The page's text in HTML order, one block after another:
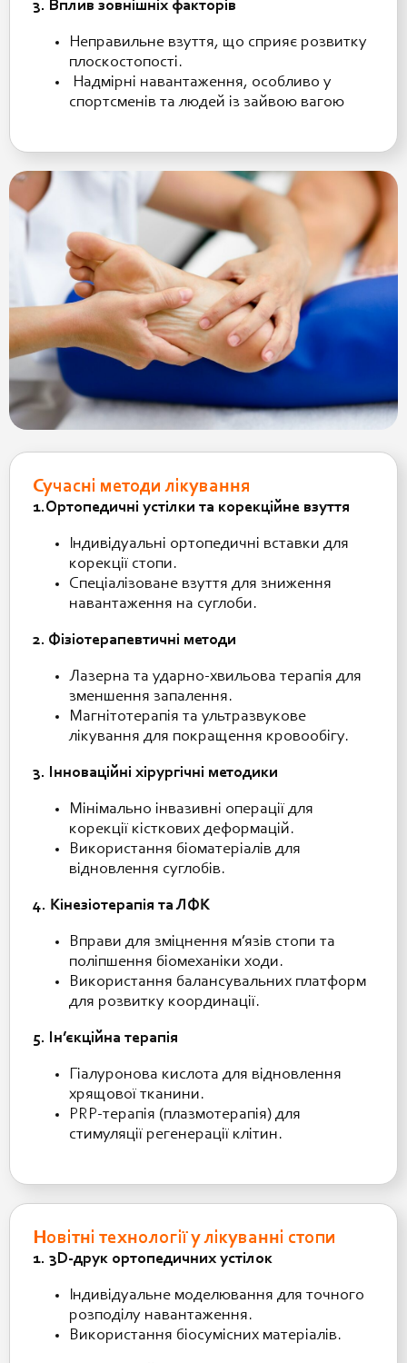
3. Вплив зовнішніх факторів
Неправильне взуття, що сприяє розвитку
плоскостопості.
Надмірні навантаження, особливо у
спортсменів та людей із зайвою вагою
Сучасні методи лікування
1.Ортопедичні устілки та корекційне взуття
Індивідуальні ортопедичні вставки для
корекції стопи.
Спеціалізоване взуття для зниження
навантаження на суглоби.
2. Фізіотерапевтичні методи
Лазерна та ударно-хвильова терапія для
зменшення запалення.
Магнітотерапія та ультразвукове
лікування для покращення кровообігу.
3. Інноваційні хірургічні методики
Мінімально інвазивні операції для
корекції кісткових деформацій.
Використання біоматеріалів для
відновлення суглобів.
4. Кінезіотерапія та ЛФК
Вправи для зміцнення м’язів стопи та
поліпшення біомеханіки ходи.
Використання балансувальних платформ
для розвитку координації.
5. Ін’єкційна терапія
Гіалуронова кислота для відновлення
хрящової тканини.
PRP-терапія (плазмотерапія) для
стимуляції регенерації клітин.
Новітні технології у лікуванні стопи
1. 3D-друк ортопедичних устілок
Індивідуальне моделювання для точного
розподілу навантаження.
Використання біосумісних матеріалів.